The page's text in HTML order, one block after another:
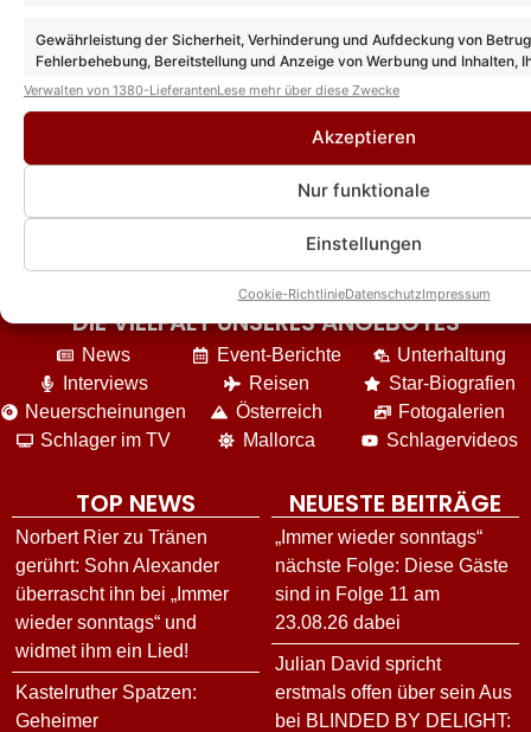
Gewährleistung der Sicherheit, Verhinderung und Aufdeckung von
Fehlerbehebung, Bereitstellung und Anzeige von Werbung und Inhalten,
Entscheidungen zum Datenschutz speichern und übermitteln.
Verwalten von 1380-LieferantenLese mehr über diese Zwecke
Akzeptieren
Nur funktionale
Einstellungen
Cookie-RichtlinieDatenschutzImpressum
Helene Fischer: Überraschungsauftritt von
Florian Silbereisen bei Tourfinale in
München!
DIE VIELFALT UNSERES ANGEBOTES
News
Interviews
Neuerscheinungen
Schlager im TV
Event-Berichte
Reisen
Österreich
Mallorca
Unterhaltung
Star-Biografien
Fotogalerien
Schlagervideos
TOP NEWS
Norbert Rier zu Tränen
gerührt: Sohn Alexander
überrascht ihn bei „Immer
wieder sonntags“ und
widmet ihm ein Lied!
Kastelruther Spatzen:
Geheimer
NEUESTE BEITRÄGE
„Immer wieder sonntags“
nächste Folge: Diese Gäste
sind in Folge 11 am
23.08.26 dabei
Julian David spricht
erstmals offen über sein Aus
bei BLINDED BY DELIGHT: